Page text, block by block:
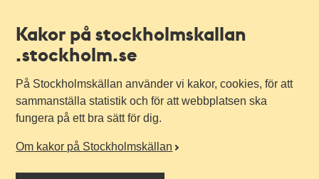
Kakor på stockholmskallan
.stockholm.se
På Stockholmskällan använder vi kakor, cookies, för att
sammanställa statistik och för att webbplatsen ska
fungera på ett bra sätt för dig.
Om kakor på Stockholmskällan